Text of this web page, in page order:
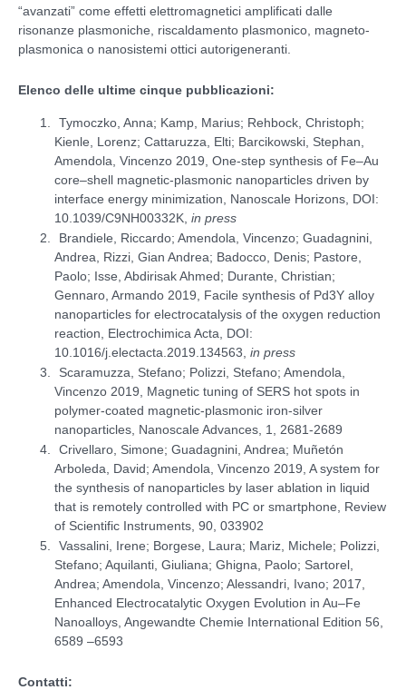
“avanzati” come effetti elettromagnetici amplificati dalle
risonanze plasmoniche, riscaldamento plasmonico, magneto-
plasmonica o nanosistemi ottici autorigeneranti.
Elenco delle ultime cinque pubblicazioni:
Tymoczko, Anna; Kamp, Marius; Rehbock, Christoph;
Kienle, Lorenz; Cattaruzza, Elti; Barcikowski, Stephan,
Amendola, Vincenzo 2019, One-step synthesis of Fe–Au
core–shell magnetic-plasmonic nanoparticles driven by
interface energy minimization, Nanoscale Horizons, DOI:
10.1039/C9NH00332K, in press
Brandiele, Riccardo; Amendola, Vincenzo; Guadagnini,
Andrea, Rizzi, Gian Andrea; Badocco, Denis; Pastore,
Paolo; Isse, Abdirisak Ahmed; Durante, Christian;
Gennaro, Armando 2019, Facile synthesis of Pd3Y alloy
nanoparticles for electrocatalysis of the oxygen reduction
reaction, Electrochimica Acta, DOI:
10.1016/j.electacta.2019.134563, in press
Scaramuzza, Stefano; Polizzi, Stefano; Amendola,
Vincenzo 2019, Magnetic tuning of SERS hot spots in
polymer-coated magnetic-plasmonic iron-silver
nanoparticles, Nanoscale Advances, 1, 2681-2689
Crivellaro, Simone; Guadagnini, Andrea; Muñetón
Arboleda, David; Amendola, Vincenzo 2019, A system for
the synthesis of nanoparticles by laser ablation in liquid
that is remotely controlled with PC or smartphone, Review
of Scientific Instruments, 90, 033902
Vassalini, Irene; Borgese, Laura; Mariz, Michele; Polizzi,
Stefano; Aquilanti, Giuliana; Ghigna, Paolo; Sartorel,
Andrea; Amendola, Vincenzo; Alessandri, Ivano; 2017,
Enhanced Electrocatalytic Oxygen Evolution in Au–Fe
Nanoalloys, Angewandte Chemie International Edition 56,
6589 –6593
Contatti: